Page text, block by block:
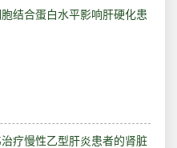
结合蛋白水平影响肝硬化患
疗慢性乙型肝炎患者的肾脏